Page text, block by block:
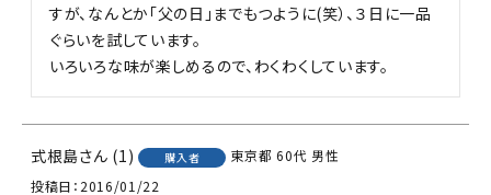
すが、なんとか「父の日」までもつように(笑）、３日に一品
ぐらいを試しています。
いろいろな味が楽しめるので、わくわくしています。
式根島 1 購入者 東京都 60代 男性
投稿日 2016/01/22